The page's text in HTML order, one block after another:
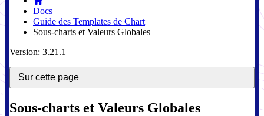
Docs
Guide des Templates de Chart
Sous-charts et Valeurs Globales
Version: 3.21.1
Sur cette page
Sous-charts et Valeurs Globales